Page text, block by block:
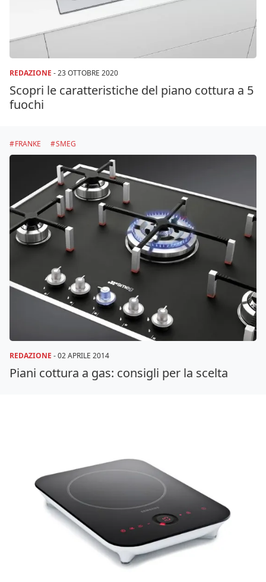
REDAZIONE -23 OTTOBRE 2020
Scopri le caratteristiche del piano cottura a 5
fuochi
FRANKE SMEG
REDAZIONE -02 APRILE 2014
Piani cottura a gas: consigli per la scelta